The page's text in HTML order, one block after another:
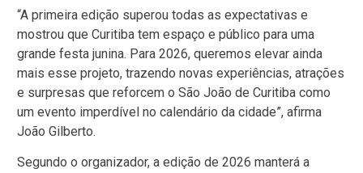
“A primeira edição superou todas as expectativas e
mostrou que Curitiba tem espaço e público para uma
grande festa junina. Para 2026, queremos elevar ainda
mais esse projeto, trazendo novas experiências, atrações
e surpresas que reforcem o São João de Curitiba como
um evento imperdível no calendário da cidade”, afirma
João Gilberto.
Segundo o organizador, a edição de 2026 manterá a